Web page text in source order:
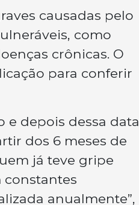
causadas pelo
como
crônicas. O
para conferir
e depois dessa data
dos 6 meses de
já teve gripe
constantes
anualmente”,